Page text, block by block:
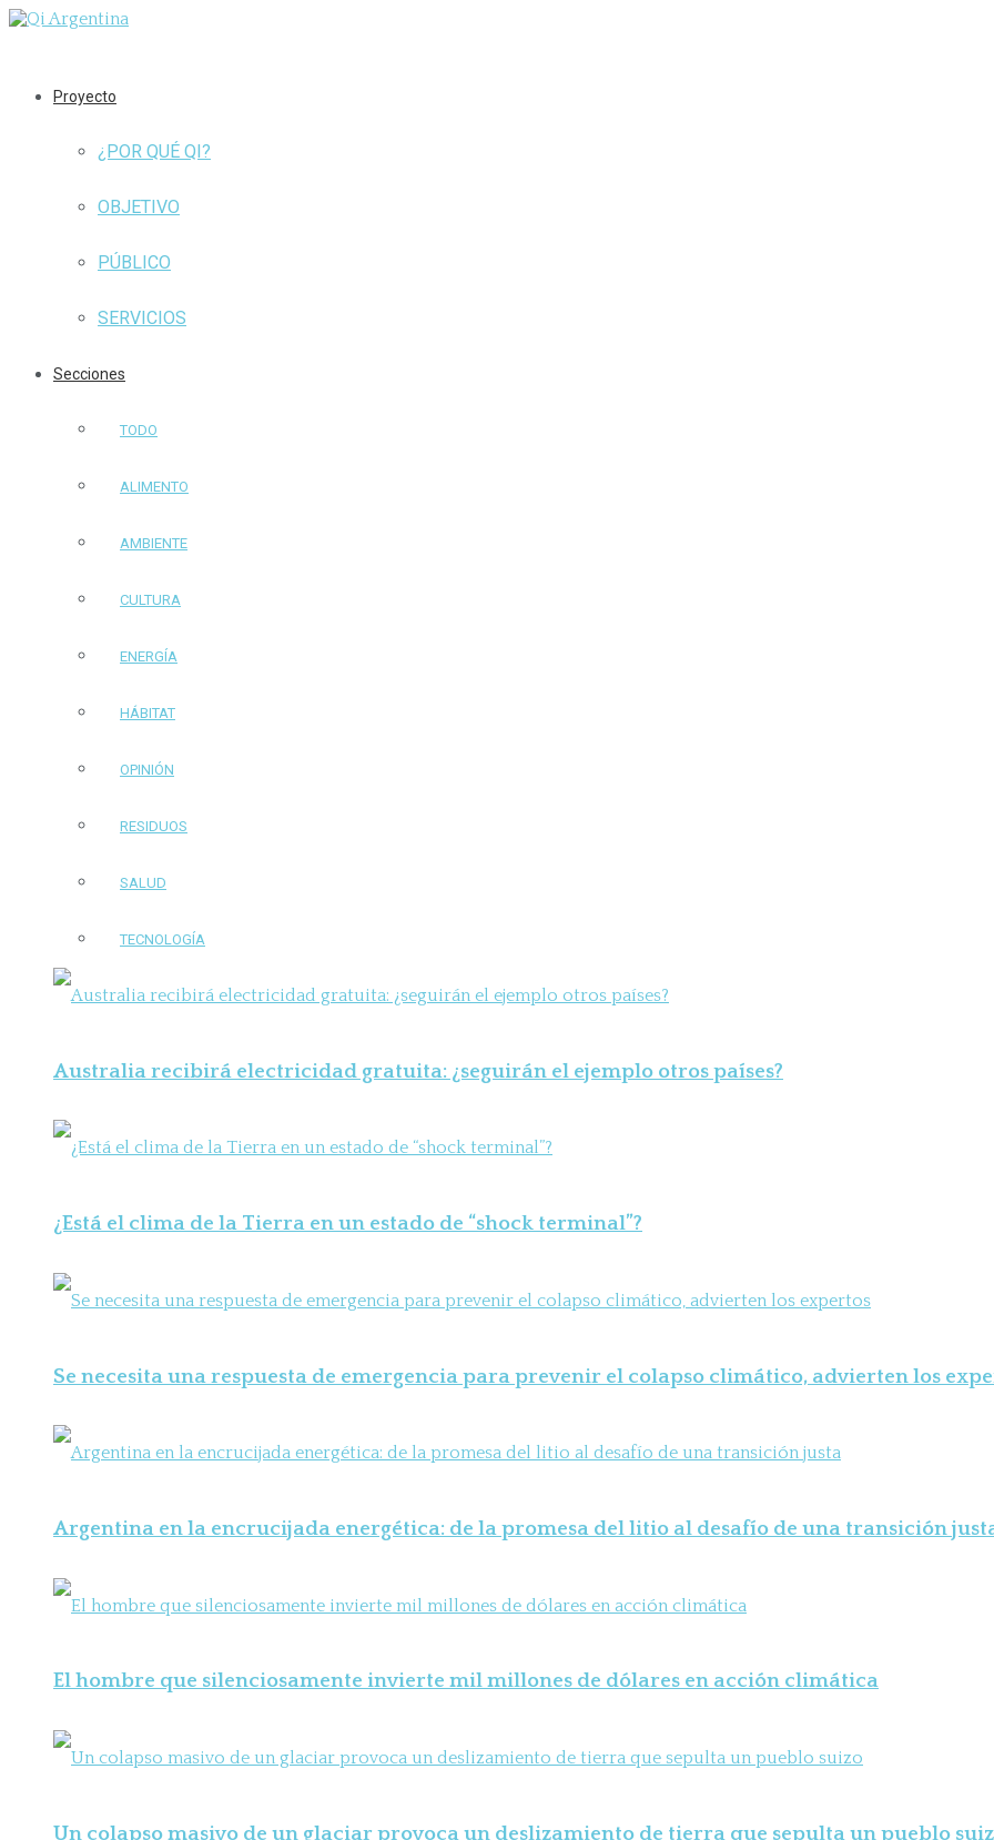
Proyecto
¿POR QUÉ QI?
OBJETIVO
PÚBLICO
SERVICIOS
Secciones
TODO
ALIMENTO
AMBIENTE
CULTURA
ENERGÍA
HÁBITAT
OPINIÓN
RESIDUOS
SALUD
TECNOLOGÍA
Australia recibirá electricidad gratuita: ¿seguirán el ejemplo otros países?
¿Está el clima de la Tierra en un estado de “shock terminal”?
Se necesita una respuesta de emergencia para prevenir el colapso climático, advierten los
Argentina en la encrucijada energética: de la promesa del litio al desafío de una transición
El hombre que silenciosamente invierte mil millones de dólares en acción climática
Un colapso masivo de un glaciar provoca un deslizamiento de tierra que sepulta un pueblo